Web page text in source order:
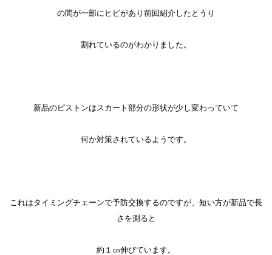
の間が一部にヒビがあり前回紹介したとうり
割れているのがわかりました。
新品のピストンはスカート部分の形状が少し変わっていて
何か対策されているようです。
これはタイミングチェーンで予防交換するのですが、短い方が新品で長
さを測ると
約１㎝伸びています。